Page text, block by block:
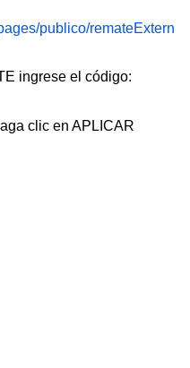
publico/remateExtern
ingrese el código:
clic en APLICAR